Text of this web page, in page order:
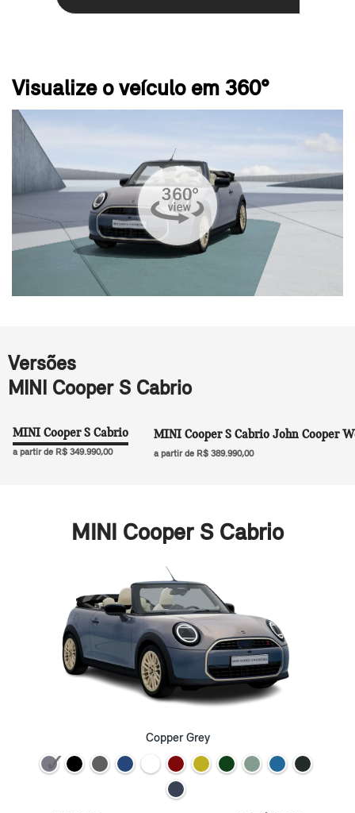
Visualize o veículo em 360°
Versões
MINI Cooper S Cabrio
MINI Cooper S Cabrio
a partir de R$ 349.990,00
MINI Cooper S Cabrio John Cooper
a partir de R$ 389.990,00
MINI Cooper S Cabrio
Copper Grey